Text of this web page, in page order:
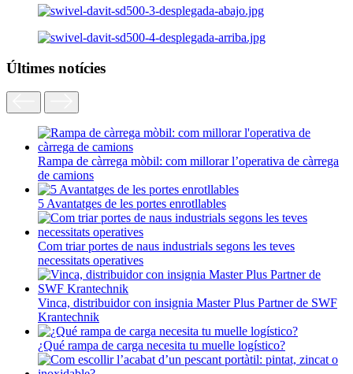
Últimes notícies
Rampa de càrrega mòbil: com millorar l’operativa de càrrega
de camions
5 Avantatges de les portes enrotllables
Com triar portes de naus industrials segons les teves
necessitats operatives
Vinca, distribuidor con insignia Master Plus Partner de SWF
Krantechnik
¿Qué rampa de carga necesita tu muelle logístico?